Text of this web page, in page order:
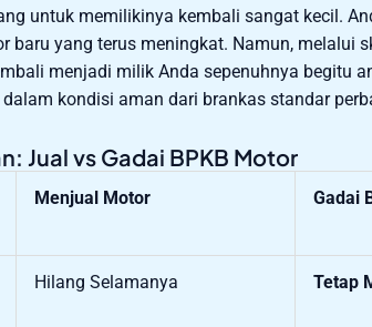
untuk memilikinya kembali sangat kecil.
baru yang terus meningkat. Namun, melalui
menjadi milik Anda sepenuhnya begitu
kondisi aman dari brankas standar
Jual vs Gadai BPKB Motor
Menjual Motor Gadai
Hilang Selamanya Tetap